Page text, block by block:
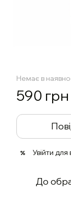
Немає в
590 грн
% Увійти для
До